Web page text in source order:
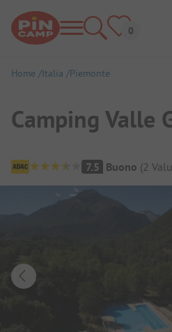
Home Italia Piemonte
Camping Valle
Panoramica del
7.5 Buono (2